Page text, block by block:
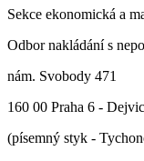
Sekce ekonomická a
Odbor nakládání s
nám. Svobody 471
160 00 Praha 6 -
(písemný styk -